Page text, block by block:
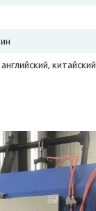
китайский